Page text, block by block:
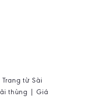
từ Sài
thùng | Giá